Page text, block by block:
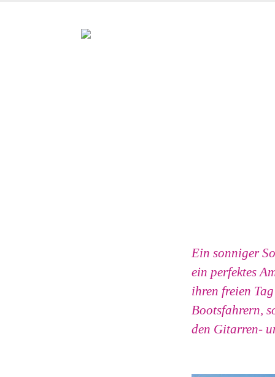
Ein sonniger
ein perfektes
ihren freien
Bootsfahrern,
den Gitarren-